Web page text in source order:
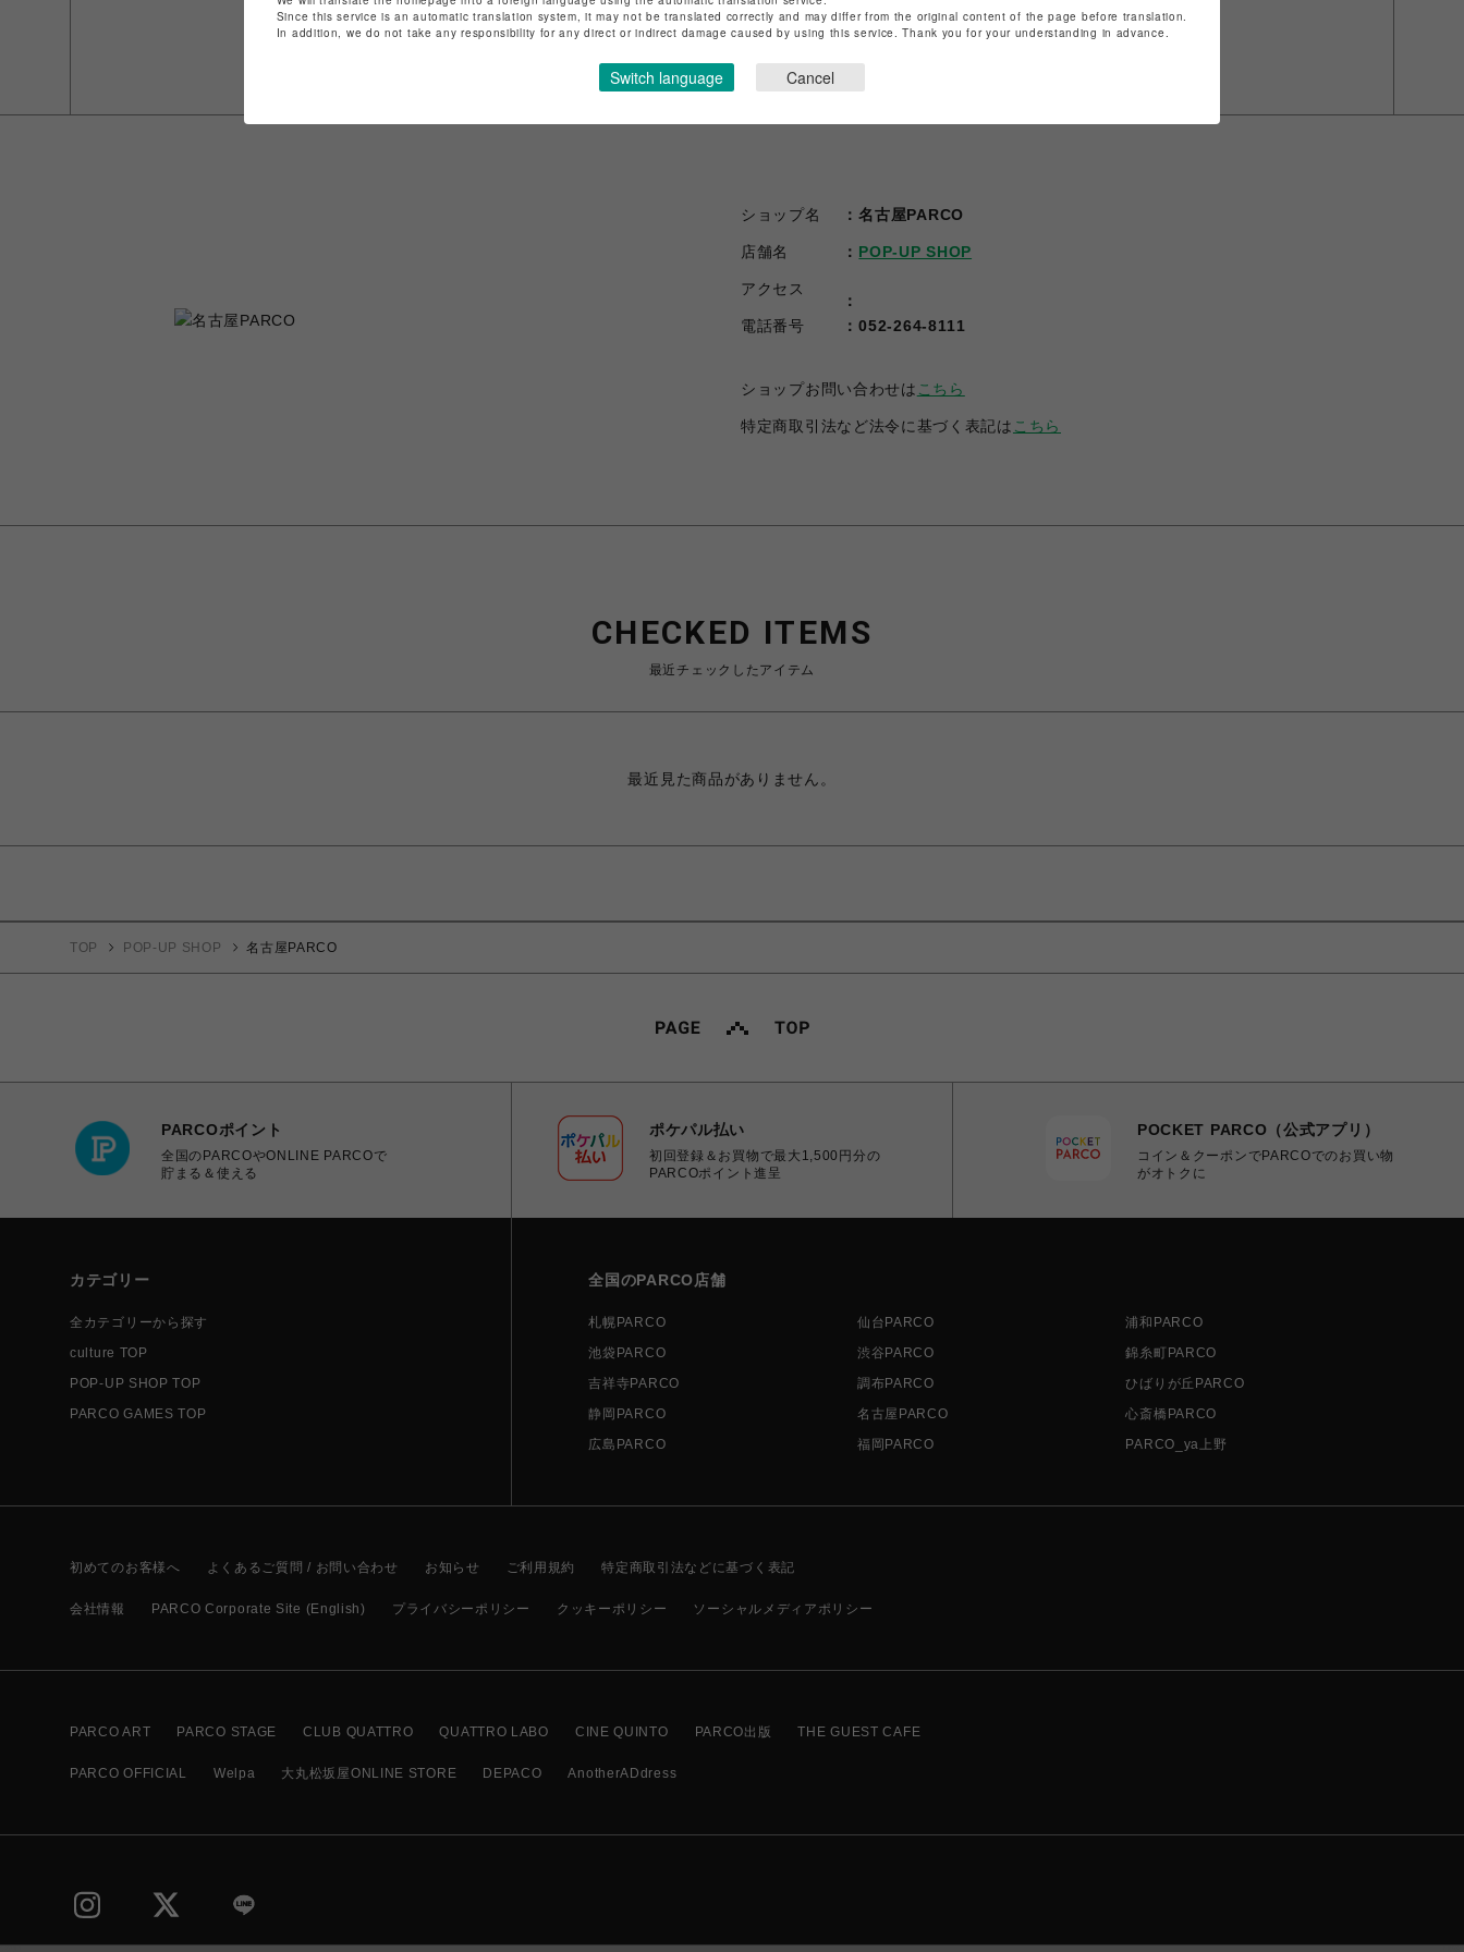
ショップ名 名古屋PARCO
店舗名 POP-UP SHOP
アクセス
電話番号 052-264-8111
ショップお問い合わせは こちら
特定商取引法など法令に基づく表記は こちら
CHECKED ITEMS
最近チェックしたアイテム
最近見た商品がありません。
TOP POP-UP SHOP 名古屋PARCO
PARCOポイント
全国のPARCOやONLINE PARCOで
貯まる＆使える
ポケパル払い
初回登録＆お買物で最大1,500円分の
PARCOポイント進呈
POCKET PARCO（公式アプリ）
コイン＆クーポンでPARCOでのお買い物
がオトクに
カテゴリー
全カテゴリーから探す
culture TOP
POP-UP SHOP TOP
PARCO GAMES TOP
全国のPARCO店舗
札幌PARCO 仙台PARCO
浦和PARCO
池袋PARCO
渋谷PARCO
錦糸町PARCO
吉祥寺PARCO
調布PARCO
ひばりが丘PARCO
静岡PARCO
名古屋PARCO
心斎橋PARCO
広島PARCO
福岡PARCO PARCO_ya上野
初めてのお客様へ よくあるご質問 / お問い合わせ お知らせ ご利用規約 特定商取引法などに基づく表記
会社情報 PARCO Corporate Site (English) プライバシーポリシー クッキーポリシー ソーシャルメディアポリシー
PARCO ART PARCO STAGE CLUB QUATTRO QUATTRO LABO CINE QUINTO PARCO出版 THE GUEST CAFE
PARCO OFFICIAL Welpa 大丸松坂屋ONLINE STORE DEPACO AnotherADdress
Since this service is an automatic translation system, it may not be translated correctly and may differ from the original content of the page before translation.
In addition, we do not take any responsibility for any direct or indirect damage caused by using this service. Thank you for your understanding in advance.
Switch language Cancel